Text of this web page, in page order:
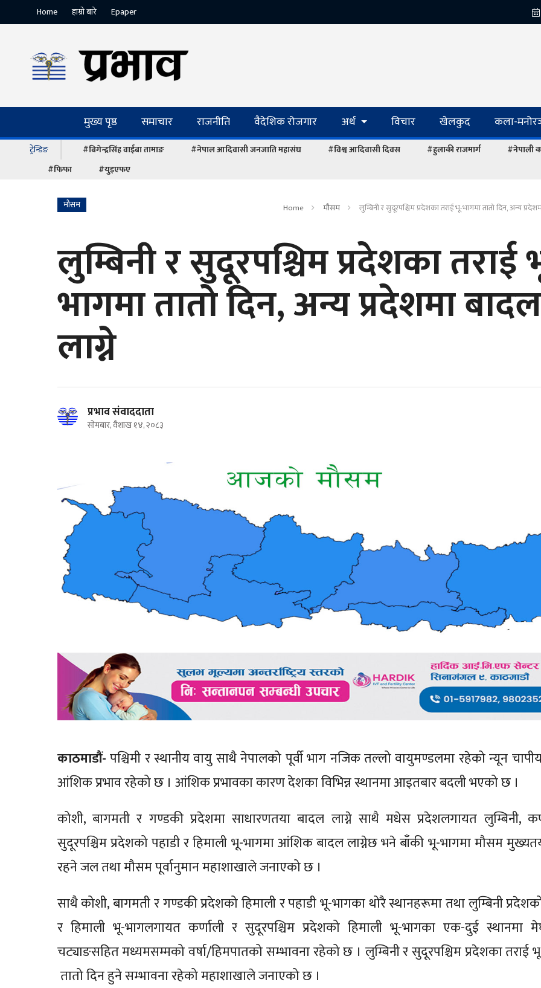
Home हाम्रो बारे Epaper
मुख्य पृष्ठ समाचार राजनीति वैदेशिक रोजगार अर्थ विचार खेलकुद कला-
ट्रेन्डिङ #बिगेन्द्रसिंह वाईबा तामाङ #नेपाल आदिवासी जनजाति महासंघ #विश्व आदिवासी दिवस #हुलाकी राजमार्ग
#नेपाली
#फिफा
#युइएफए
माैसम Home माैसम लुम्बिनी र सुदूरपश्चिम प्रदेशका तराई भू-भागमा तातो दिन, अन्य
लुम्बिनी र सुदूरपश्चिम प्रदेशका तराई
भागमा तातो दिन, अन्य प्रदेशमा बादल
लाग्ने
प्रभाव संवाददाता
सोमबार, वैशाख १४, २०८३
काठमाडौं-पश्चिमी र स्थानीय वायु साथै नेपालको पूर्वी भाग नजिक तल्लो वायुमण्डलमा रहेको न्यून चापीय
आंशिक प्रभाव रहेको छ । आंशिक प्रभावका कारण देशका विभिन्न स्थानमा आइतबार बदली भएको छ ।
कोशी, बागमती र गण्डकी प्रदेशमा साधारणतया बादल लाग्ने साथै मधेस प्रदेशलगायत लुम्बिनी,
सुदूरपश्चिम प्रदेशको पहाडी र हिमाली भू-भागमा आंशिक बादल लाग्नेछ भने बाँकी भू-भागमा मौसम
रहने जल तथा मौसम पूर्वानुमान महाशाखाले जनाएको छ ।
साथै कोशी, बागमती र गण्डकी प्रदेशको हिमाली र पहाडी भू-भागका थोरै स्थानहरूमा तथा लुम्बिनी
र हिमाली भू-भागलगायत कर्णाली र सुदूरपश्चिम प्रदेशको हिमाली भू-भागका एक-दुई स्थानमा
चट्याङसहित मध्यमसम्मको वर्षा/हिमपातको सम्भावना रहेको छ । लुम्बिनी र सुदूरपश्चिम प्रदेशका तराई
तातो दिन हुने सम्भावना रहेको महाशाखाले जनाएको छ ।